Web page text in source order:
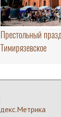
Престольный
Тимирязевское